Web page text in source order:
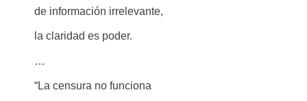
de información irrelevante,
la claridad es poder.
…
“La censura no funciona